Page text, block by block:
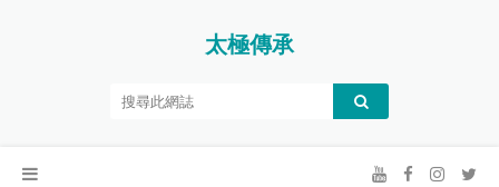
太極傳承